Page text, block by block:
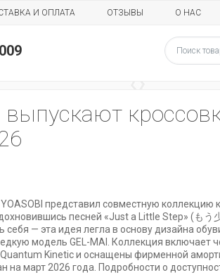
И ОПЛАТА ОТЗЫВЫ О НАС
выпускают
представил совместную коллекцию
песней «Just a Little Step» (も
себя — эта идея легла в основу дизайна
модель GEL-MAI. Коллекция включает
Kinetic и оснащены фирменной
на март 2026 года. Подробности о